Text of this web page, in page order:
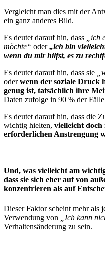
Vergleicht man dies mit der
ein ganz anderes Bild.
Es deutet darauf hin, dass
„ich
möchte“ oder„ich bin
wenn du mir hilfst, es zu
Es deutet darauf hin, dass sie
oderwenn der soziale Druck
genug ist, tatsächlich ihre
Daten zufolge in 90 % der
Es deutet darauf hin, dass die
wichtig hielten, vielleicht doch
erforderlichen Anstrengung
Und, was vielleicht am
dass sie sich eher auf von
konzentrieren als auf
Dieser Faktor scheint mehr als
Verwendung von
„Ich kann
Verhaltensänderung zu sein.